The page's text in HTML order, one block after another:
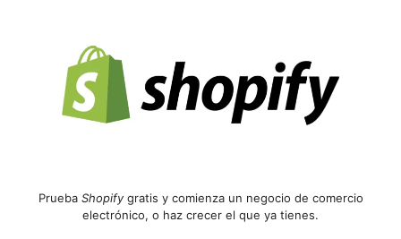
Prueba Shopifygratis y comienza un negocio de comercio
electrónico, o haz crecer el que ya tienes.